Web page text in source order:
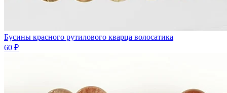
Бусины красного рутилового кварца волосатика
60 ₽